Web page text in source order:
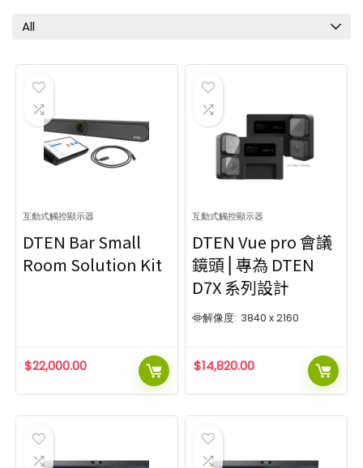
All
互動式觸控顯示器
DTEN Bar Small
Room Solution Kit
$22,000.00
互動式觸控顯示器
DTEN Vue pro 會議
鏡頭 ⎜專為 DTEN
D7X 系列設計
解像度: 3840 x 2160
$14,820.00